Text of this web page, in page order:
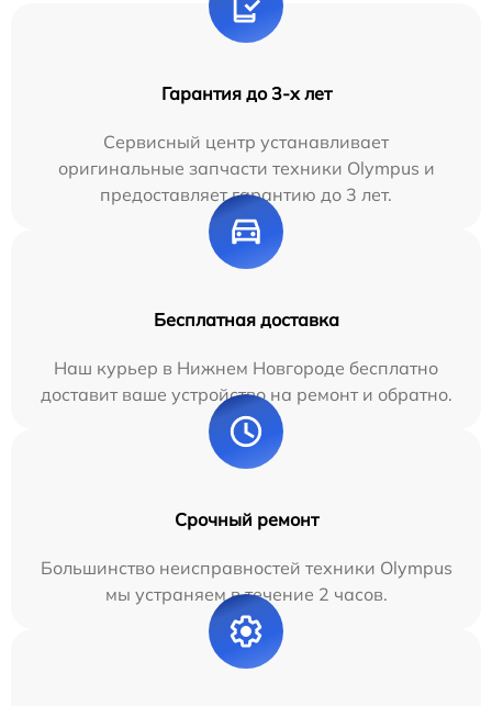
Гарантия до 3-х лет
Сервисный центр устанавливает
оригинальные запчасти техники Olympus и
предоставляет гарантию до 3 лет.
Бесплатная доставка
Наш курьер в Нижнем Новгороде бесплатно
доставит ваше устройство на ремонт и обратно.
Срочный ремонт
Большинство неисправностей техники Olympus
мы устраняем в течение 2 часов.